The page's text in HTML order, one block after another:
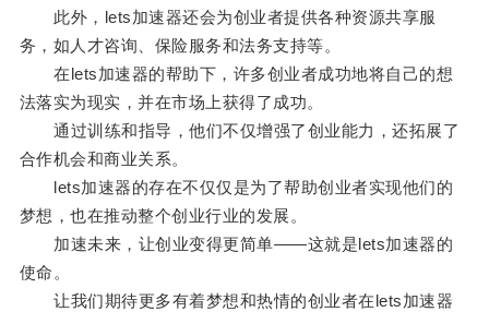
此外，lets加速器还会为创业者提供各种资源共享服
务，如人才咨询、保险服务和法务支持等。
在lets加速器的帮助下，许多创业者成功地将自己的想
法落实为现实，并在市场上获得了成功。
通过训练和指导，他们不仅增强了创业能力，还拓展了
合作机会和商业关系。
lets加速器的存在不仅仅是为了帮助创业者实现他们的
梦想，也在推动整个创业行业的发展。
加速未来，让创业变得更简单——这就是lets加速器的
使命。
让我们期待更多有着梦想和热情的创业者在lets加速器